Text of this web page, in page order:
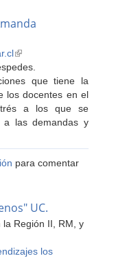
(link
is
external)que tiene la
los docentes en el
a los que se
a las demandas y
para comentar
UC.
la Región II, RM, y
los